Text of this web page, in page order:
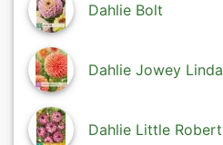
Dahlie Bolt
Dahlie Jowey Linda
Dahlie Little Robert